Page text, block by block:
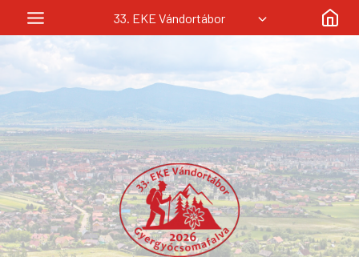
to
content
33. EKE Vándortábor